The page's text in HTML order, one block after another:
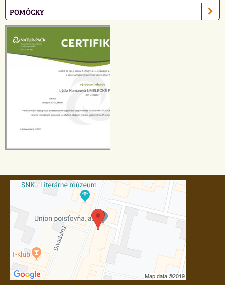
POMÔCKY